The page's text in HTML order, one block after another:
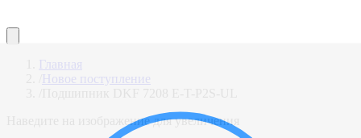
Главная
Новое поступление
Наведите на изображение для увеличения